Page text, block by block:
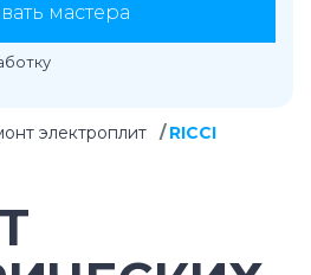
мастера
электроплит RICCI